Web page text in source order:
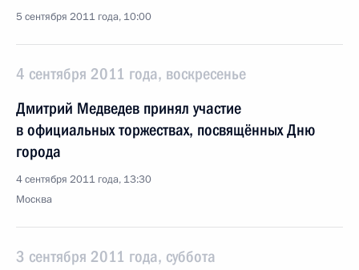
5 сентября 2011 года, 10:00
4 сентября 2011 года, воскресенье
Дмитрий Медведев принял участие
в официальных торжествах, посвящённых Дню
города
4 сентября 2011 года, 13:30
Москва
3 сентября 2011 года, суббота